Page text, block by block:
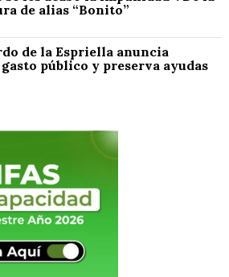
de alias “Bonito”
de la Espriella anuncia
público y preserva ayudas